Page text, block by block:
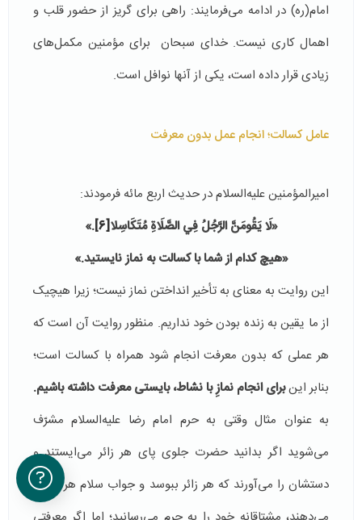
امام(ره) در ادامه می‌فرمایند: راهی برای گریز از حضور قلب و
اهمال کاری نیست. خدای سبحان برای مؤمنین مکمل‌های
زیادی قرار داده است، یکی از آنها نوافل است.
عامل کسالت؛ انجام عمل بدون معرفت
امیرالمؤمنین علیه‌السلام در حدیث اربع مائه فرمودند:
«لَا يَقُومَنَّ الرَّجُلُ فِي الصَّلَاةِ مُتَكَاسِلا[6]
.
»
«هیچ کدام از شما با کسالت به نماز نایستید.»
این روایت به معنای به تأخیر انداختن نماز نیست؛ زیرا هیچیک
از ما یقین به زنده بودن خود نداریم. منظور روایت آن است که
هر عملی که بدون معرفت انجام شود همراه با کسالت است؛
بنابر اینبرای انجام نمازِ با نشاط، بایستی معرفت داشته باشیم.
به عنوان مثال وقتی به حرم امام رضا علیه‌السلام مشرّف
می‌شوید اگر بدانید حضرت جلوی پای هر زائر می‌ایستند و
دستشان را می‌آورند که هر زائر ببوسد و جواب سلام هر زائر را